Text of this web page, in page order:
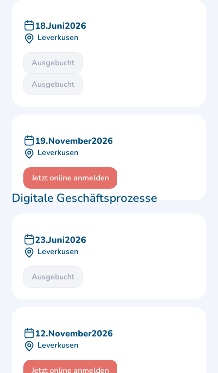
18.Juni2026
Leverkusen
Ausgebucht
Ausgebucht
19.November2026
Leverkusen
Jetzt online anmelden
Digitale Geschäftsprozesse
23.Juni2026
Leverkusen
Ausgebucht
12.November2026
Leverkusen
Jetzt online anmelden